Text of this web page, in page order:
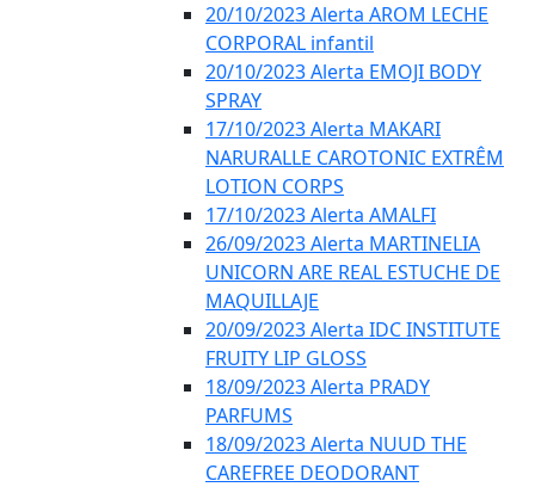
20/10/2023 Alerta AROM LECHE
CORPORAL infantil
20/10/2023 Alerta EMOJI BODY
SPRAY
17/10/2023 Alerta MAKARI
NARURALLE CAROTONIC EXTRÊM
LOTION CORPS
17/10/2023 Alerta AMALFI
26/09/2023 Alerta MARTINELIA
UNICORN ARE REAL ESTUCHE DE
MAQUILLAJE
20/09/2023 Alerta IDC INSTITUTE
FRUITY LIP GLOSS
18/09/2023 Alerta PRADY
PARFUMS
18/09/2023 Alerta NUUD THE
CAREFREE DEODORANT